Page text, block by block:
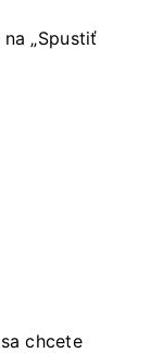
„Spustiť
chcete